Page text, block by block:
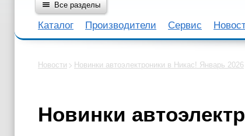
Все разделы
Каталог Производители Сервис
Новости Новинки автоэлектроники в Никас! Январь 2026
Новинки